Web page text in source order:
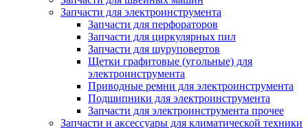
Запчасти для электроинструмента
Запчасти для перфораторов
Запчасти для циркулярных пил
Запчасти для шуруповертов
Щетки графитовые (угольные) для
электроинструмента
Приводные ремни для электроинструмента
Подшипники для электроинструмента
Запчасти для электроинструмента прочее
Запчасти и аксессуары для климатической техники